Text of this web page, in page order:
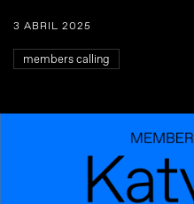
3 ABRIL 2025
members calling